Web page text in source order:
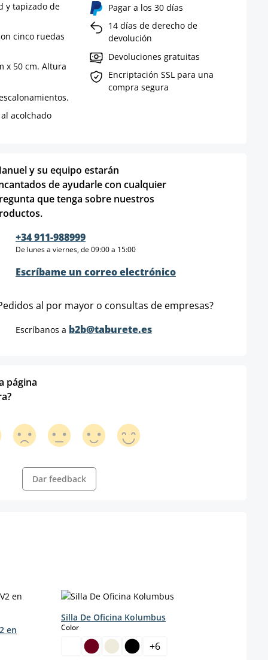
y tapizado de
cinco ruedas
x 50 cm. Altura
acolchado
Pagar a los 30 días
14 días de derecho de
devolución
Devoluciones gratuitas
Encriptación SSL para una
compra segura
y su equipo estarán
de ayudarle con cualquier
que tenga sobre nuestros
+34 911-988999
De lunes a viernes, de 09:00 a 15:00
Escríbame un correo electrónico
al por mayor o consultas de empresas?
Escríbanos a b2b@taburete.es
página
Dar feedback
en
Silla De Oficina Kolumbus
Colorselect
+6